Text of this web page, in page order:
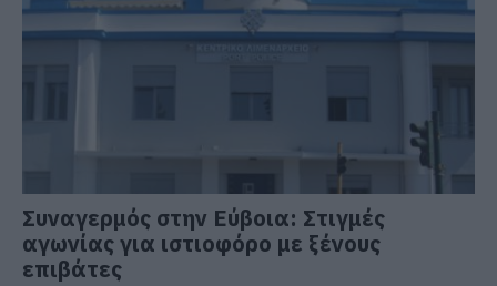
Συναγερμός στην Εύβοια: Στιγμές
αγωνίας για ιστιοφόρο με ξένους
επιβάτες